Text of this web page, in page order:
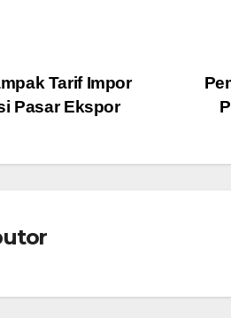
Tarif Impor
Pasar Ekspor